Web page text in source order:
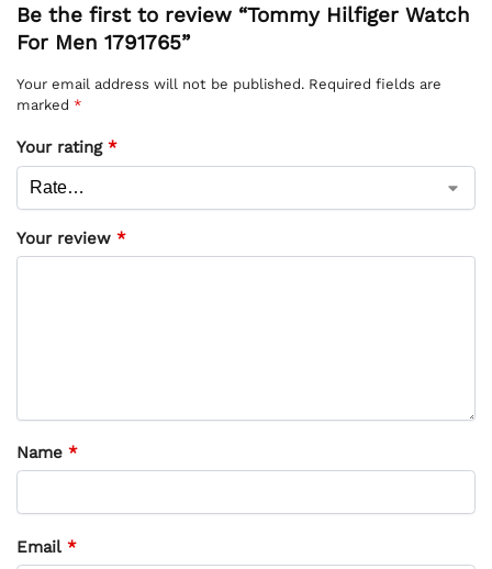
Be the first to review “Tommy Hilfiger Watch
For Men 1791765”
Your email address will not be published. Required fields are
marked *
Your rating *
Your review *
Name *
Email *